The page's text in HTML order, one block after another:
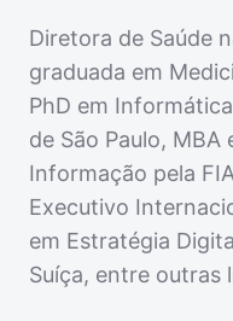
Diretora de Saúde
graduada em
PhD em
de São Paulo, MBA
Informação pela
Executivo
em Estratégia
Suíça, entre outras